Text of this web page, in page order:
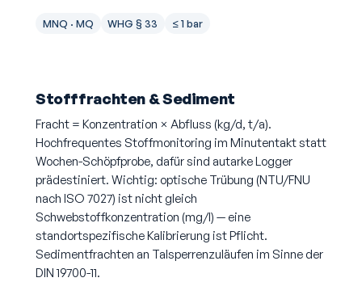
MNQ · MQ WHG § 33 ≤ 1 bar
Stofffrachten & Sediment
Fracht = Konzentration × Abfluss (kg/d, t/a).
Hochfrequentes Stoffmonitoring im Minutentakt statt
Wochen-Schöpfprobe, dafür sind autarke Logger
prädestiniert. Wichtig: optische Trübung (NTU/FNU
nach ISO 7027) ist nicht gleich
Schwebstoffkonzentration (mg/l) — eine
standortspezifische Kalibrierung ist Pflicht.
Sedimentfrachten an Talsperrenzuläufen im Sinne der
DIN 19700-11.